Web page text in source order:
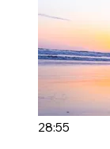
28:55